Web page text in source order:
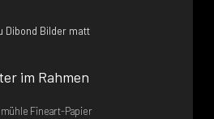
im Rahmen
Fineart-Papier